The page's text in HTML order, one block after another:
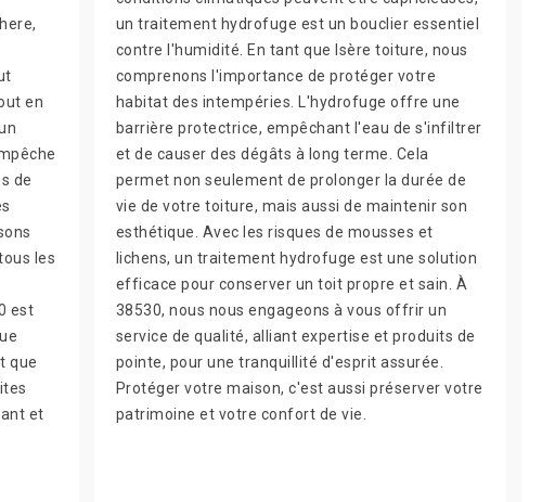
en
de
les
est
que
et
un traitement hydrofuge est un bouclier essentiel
contre l'humidité. En tant que Isère toiture, nous
comprenons l'importance de protéger votre
habitat des intempéries. L'hydrofuge offre une
barrière protectrice, empêchant l'eau de s'infiltrer
et de causer des dégâts à long terme. Cela
permet non seulement de prolonger la durée de
vie de votre toiture, mais aussi de maintenir son
esthétique. Avec les risques de mousses et
lichens, un traitement hydrofuge est une solution
efficace pour conserver un toit propre et sain. À
38530, nous nous engageons à vous offrir un
service de qualité, alliant expertise et produits de
pointe, pour une tranquillité d'esprit assurée.
Protéger votre maison, c'est aussi préserver votre
patrimoine et votre confort de vie.